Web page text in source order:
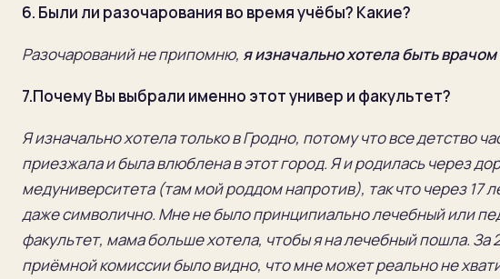
6. Были ли разочарования во время учёбы? Какие?
Разочарований не припомню, я изначально хотела быть
7.Почему Вы выбрали именно этот универ и факультет?
Я изначально хотела только в Гродно, потому что все детство
приезжала и была влюблена в этот город. Я и родилась через
медуниверситета (там мой роддом напротив), так что через 17
даже символично. Мне не было принципиально лечебный или
факультет, мама больше хотела, чтобы я на лечебный пошла. За
приёмной комиссии было видно, что мне может реально не